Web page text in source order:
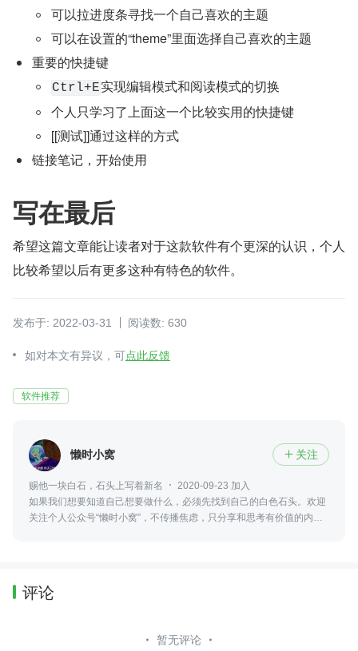
可以拉进度条寻找一个自己喜欢的主题
可以在设置的“theme”里面选择自己喜欢的主题
重要的快捷键
Ctrl+E实现编辑模式和阅读模式的切换
个人只学习了上面这一个比较实用的快捷键
[[测试]]通过这样的方式
链接笔记，开始使用
写在最后
希望这篇文章能让读者对于这款软件有个更深的认识，个人
比较希望以后有更多这种有特色的软件。
发布于: 2022-03-31 阅读数: 630
如对本文有异议，可点此反馈
软件推荐
懒时小窝  关注
赐他一块白石，石头上写着新名
2020-09-23 加入
如果我们想要知道自己想要做什么，必须先找到自己的白色石头。欢迎
关注个人公众号“懒时小窝”，不传播焦虑，只分享和思考有价值的内
评论
暂无评论